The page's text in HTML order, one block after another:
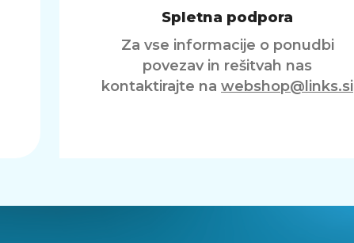
Spletna podpora
Za vse informacije o ponudbi
povezav in rešitvah nas
kontaktirajte na webshop@links.si